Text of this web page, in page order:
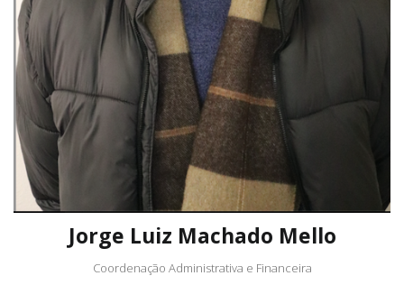
Jorge Luiz Machado Mello
Coordenação Administrativa e Financeira